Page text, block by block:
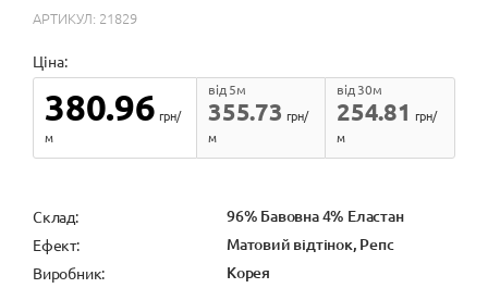
АРТИКУЛ: 21829
Ціна:
380.96 грн/
м
355.73
від 5м
грн/
м
254.81
від 30м
грн/
м
Cклад: 96% Бавовна 4% Еластан
Ефект: Матовий відтінок, Репс
Виробник: Корея